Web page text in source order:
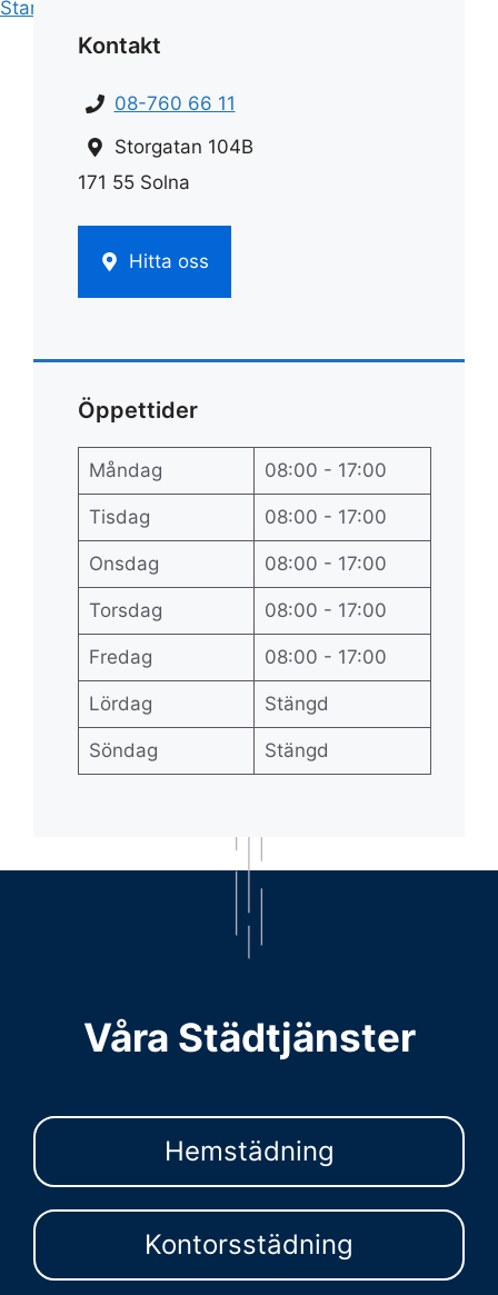
Start
Kontakt
08-760 66 11
Storgatan 104B
171 55 Solna
Hitta oss
Öppettider
Måndag 08:00 - 17:00
Tisdag 08:00 - 17:00
Onsdag 08:00 - 17:00
Torsdag 08:00 - 17:00
Fredag 08:00 - 17:00
Lördag Stängd
Söndag Stängd
Våra Städtjänster
Hemstädning
Kontorsstädning